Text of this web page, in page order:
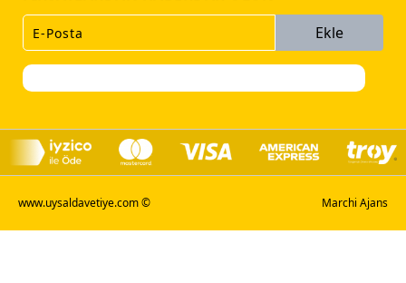
Ekle
www.uysaldavetiye.com © Marchi Ajans